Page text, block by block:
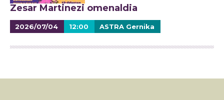
Zesar Martinezi omenaldia
2026/07/04 12:00 ASTRA Gernika